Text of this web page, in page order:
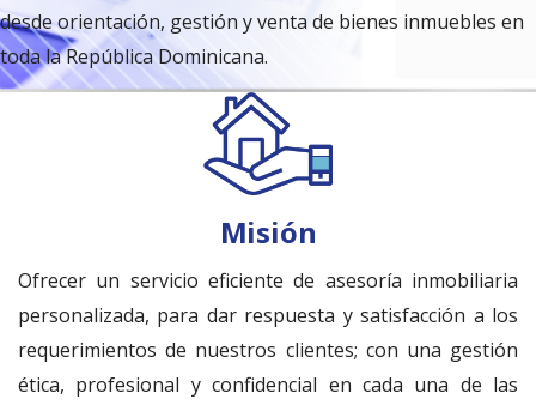
desde orientación, gestión y venta de bienes inmuebles en
toda la República Dominicana.
Misión
Ofrecer un servicio eficiente de asesoría inmobiliaria
personalizada, para dar respuesta y satisfacción a los
requerimientos de nuestros clientes; con una gestión
ética, profesional y confidencial en cada una de las